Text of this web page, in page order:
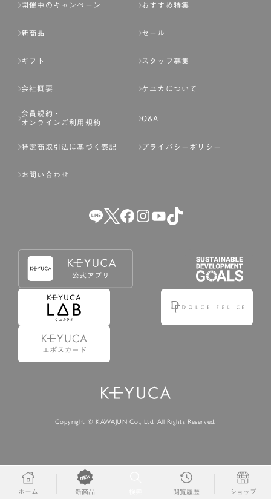
ホーム 新商品 閲覧履歴 ショップ
開催中のキャンペーン おすすめ特集
新商品 セール
ギフト スタッフ募集
会社概要 ケユカについて
会員規約・
オンラインご利用規約
Q&A
特定商取引法に基づく表記 プライバシーポリシー
お問い合わせ
Copyright © KAWAJUN Co., Ltd. All Rights Reserved.